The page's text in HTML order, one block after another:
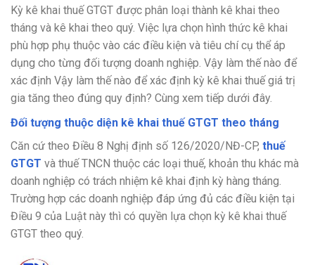
Kỳ kê khai thuế GTGT được phân loại thành kê khai theo
tháng và kê khai theo quý. Việc lựa chọn hình thức kê khai
phù hợp phụ thuộc vào các điều kiện và tiêu chí cụ thể áp
dụng cho từng đối tượng doanh nghiệp. Vậy làm thế nào để
xác định Vậy làm thế nào để xác định kỳ kê khai thuế giá trị
gia tăng theo đúng quy định? Cùng xem tiếp dưới đây.
Đối tượng thuộc diện kê khai thuế GTGT theo tháng
Căn cứ theo Điều 8 Nghị định số 126/2020/NĐ-CP, thuế
GTGT và thuế TNCN thuộc các loại thuế, khoản thu khác mà
doanh nghiệp có trách nhiệm kê khai định kỳ hàng tháng.
Trường hợp các doanh nghiệp đáp ứng đủ các điều kiện tại
Điều 9 của Luật này thì có quyền lựa chọn kỳ kê khai thuế
GTGT theo quý.